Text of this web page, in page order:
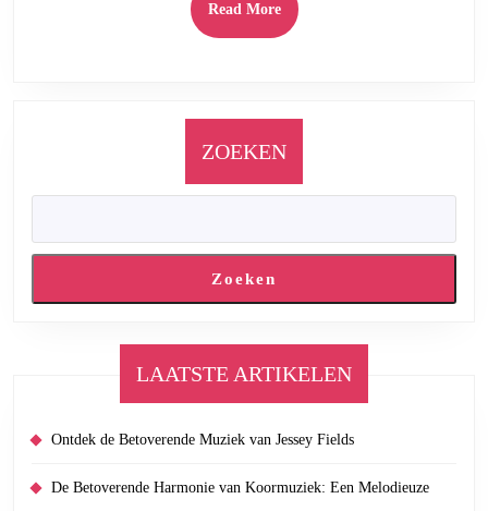
Read MoreRead
More
ZOEKEN
Zoeken
LAATSTE ARTIKELEN
Ontdek de Betoverende Muziek van Jessey Fields
De Betoverende Harmonie van Koormuziek: Een Melodieuze